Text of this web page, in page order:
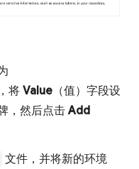
，将 Value （值）字段设
，然后点击Add
文件，并将新的环境